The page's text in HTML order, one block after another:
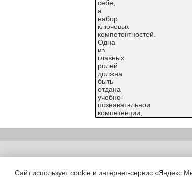
себе,
а
набор
ключевых
компетентностей.
Одна
из
главных
ролей
должна
быть
отдана
учебно-
познавательной
компетенции,
так
как,
большей
Сайт использует cookie и интернет-сервис «Яндекс